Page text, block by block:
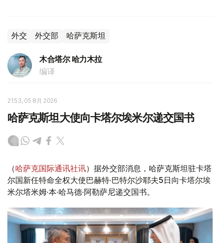
外交 外交部 哈萨克斯坦
木合塔尔 哈力木拉
编译
21:53, 05 8月 2026
哈萨克斯坦大使向卡塔尔埃米尔递交国书
（哈萨克国际通讯社讯）据外交部消息，哈萨克斯坦驻卡塔
尔国新任特命全权大使巴赫特·巴特尔沙耶夫5日向卡塔尔埃
米尔塔米姆·本·哈马德·阿勒萨尼递交国书。